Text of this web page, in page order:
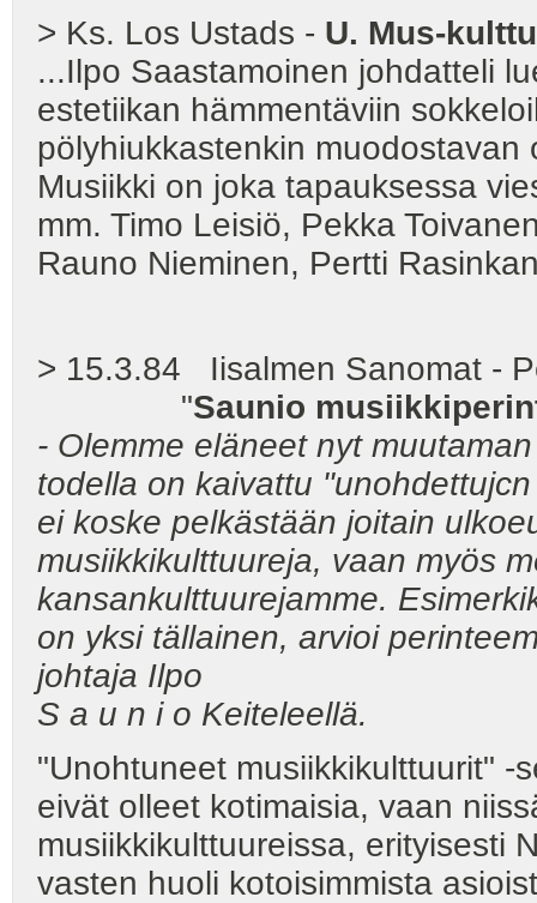
> Ks. Los Ustads - U. Mus-
...Ilpo Saastamoinen johdatteli
estetiikan hämmentäviin
pölyhiukkastenkin
Musiikki on joka tapauksessa
mm. Timo Leisiö, Pekka
Rauno Nieminen, Pertti
> 15.3.84 Iisalmen Sanomat -
"Saunio
- Olemme eläneet nyt
todella on kaivattu
ei koske pelkästään joitain
musiikkikulttuureja, vaan myös
kansankulttuurejamme.
on yksi tällainen, arvioi
johtaja Ilpo
S a u n i o Keiteleellä.
"Unohtuneet musiikkikulttuurit" -
eivät olleet kotimaisia, vaan
musiikkikulttuureissa, erityisesti
vasten huoli kotoisimmista